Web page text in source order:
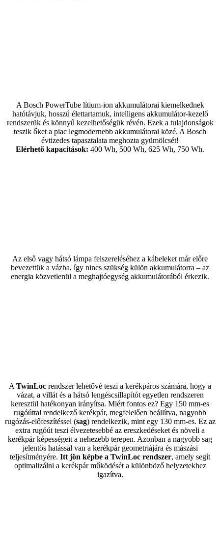
A Bosch PowerTube lítium-ion akkumulátorai kiemelkednek
hatótávjuk, hosszú élettartamuk, intelligens akkumulátor-kezelő
rendszerük és könnyű kezelhetőségük révén. Ezek a tulajdonságok
teszik őket a piac legmodernebb akkumulátorai közé. A Bosch
évtizedes tapasztalata meghozta gyümölcsét!
Elérhető kapacitások: 400 Wh, 500 Wh, 625 Wh, 750 Wh.
Az első vagy hátsó lámpa felszereléséhez a kábeleket már előre
bevezettük a vázba, így nincs szükség külön akkumulátorra – az
energia közvetlenül a meghajtóegység akkumulátorából érkezik.
A TwinLoc rendszer lehetővé teszi a kerékpáros számára, hogy a
vázat, a villát és a hátsó lengéscsillapítót egyetlen rendszeren
keresztül hatékonyan irányítsa. Miért fontos ez? Egy 150 mm-es
rugóúttal rendelkező kerékpár, megfelelően beállítva, nagyobb
rugózás-előfeszítéssel (sag) rendelkezik, mint egy 130 mm-es. Ez az
extra rugóút teszi élvezetesebbé az ereszkedéseket és növeli a
kerékpár képességeit a nehezebb terepen. Azonban a nagyobb sag
jelentős hatással van a kerékpár geometriájára és mászási
teljesítményére. Itt jön képbe a TwinLoc rendszer, amely segít
optimalizálni a kerékpár működését a különböző helyzetekhez
igazítva.